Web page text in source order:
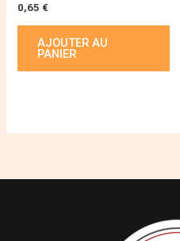
0,65 €
AJOUTER AU
PANIER